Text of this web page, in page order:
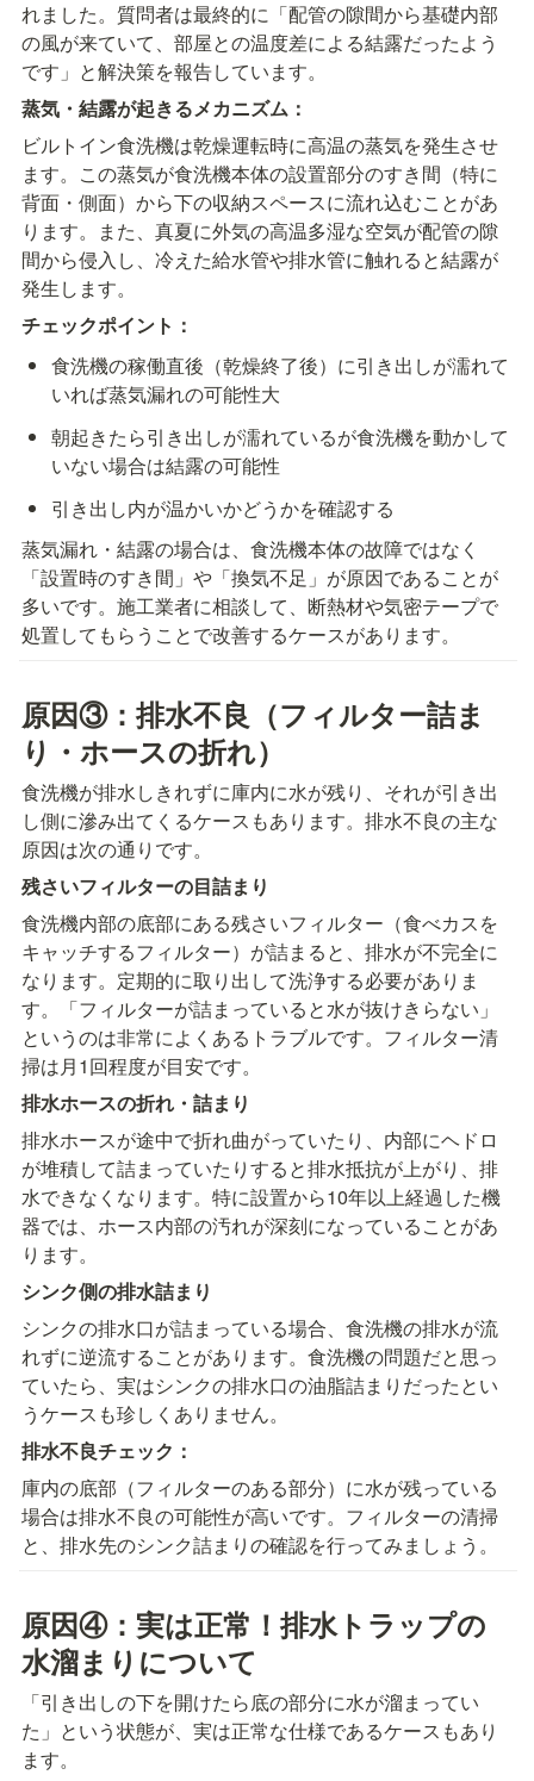
れました。質問者は最終的に「配管の隙間から基礎内部
の風が来ていて、部屋との温度差による結露だったよう
です」と解決策を報告しています。
蒸気・結露が起きるメカニズム：
ビルトイン食洗機は乾燥運転時に高温の蒸気を発生させ
ます。この蒸気が食洗機本体の設置部分のすき間（特に
背面・側面）から下の収納スペースに流れ込むことがあ
ります。また、真夏に外気の高温多湿な空気が配管の隙
間から侵入し、冷えた給水管や排水管に触れると結露が
発生します。
チェックポイント：
食洗機の稼働直後（乾燥終了後）に引き出しが濡れて
いれば蒸気漏れの可能性大
朝起きたら引き出しが濡れているが食洗機を動かして
いない場合は結露の可能性
引き出し内が温かいかどうかを確認する
蒸気漏れ・結露の場合は、食洗機本体の故障ではなく
「設置時のすき間」や「換気不足」が原因であることが
多いです。施工業者に相談して、断熱材や気密テープで
処置してもらうことで改善するケースがあります。
原因③：排水不良（フィルター詰ま
り・ホースの折れ）
食洗機が排水しきれずに庫内に水が残り、それが引き出
し側に滲み出てくるケースもあります。排水不良の主な
原因は次の通りです。
残さいフィルターの目詰まり
食洗機内部の底部にある残さいフィルター（食べカスを
キャッチするフィルター）が詰まると、排水が不完全に
なります。定期的に取り出して洗浄する必要がありま
す。「フィルターが詰まっていると水が抜けきらない」
というのは非常によくあるトラブルです。フィルター清
掃は月1回程度が目安です。
排水ホースの折れ・詰まり
排水ホースが途中で折れ曲がっていたり、内部にヘドロ
が堆積して詰まっていたりすると排水抵抗が上がり、排
水できなくなります。特に設置から10年以上経過した機
器では、ホース内部の汚れが深刻になっていることがあ
ります。
シンク側の排水詰まり
シンクの排水口が詰まっている場合、食洗機の排水が流
れずに逆流することがあります。食洗機の問題だと思っ
ていたら、実はシンクの排水口の油脂詰まりだったとい
うケースも珍しくありません。
排水不良チェック：
庫内の底部（フィルターのある部分）に水が残っている
場合は排水不良の可能性が高いです。フィルターの清掃
と、排水先のシンク詰まりの確認を行ってみましょう。
原因④：実は正常！排水トラップの
水溜まりについて
「引き出しの下を開けたら底の部分に水が溜まってい
た」という状態が、実は正常な仕様であるケースもあり
ます。